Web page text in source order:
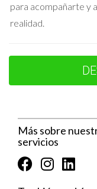
El último caso que
inversionista
fallidas, Carlos
incluían desde
de precios. Gracias
durante todo el
para acompañarte y
realidad.
Más sobre
servicios